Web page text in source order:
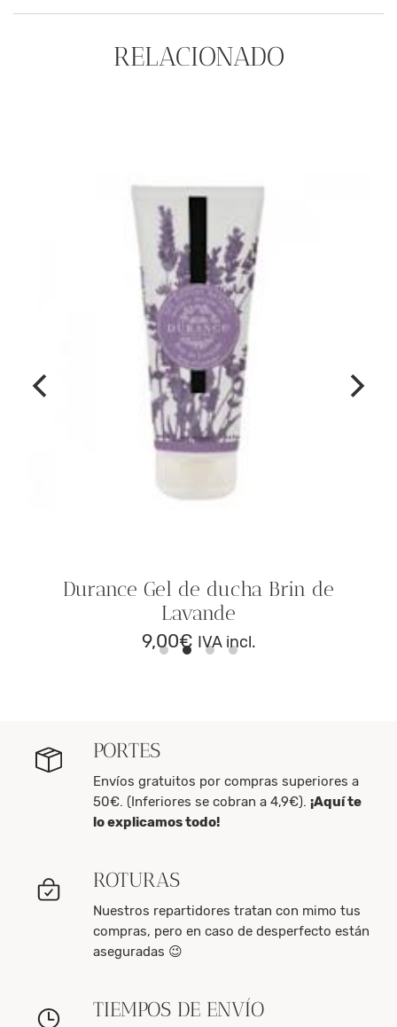
Higo
RELACIONADO
Durance Gel de ducha Brin de
Lavande
9,00€ IVA incl.
PORTES
Envíos gratuitos por compras superiores a
50€. (Inferiores se cobran a 4,9€). ¡Aquí te
lo explicamos todo!
ROTURAS
Nuestros repartidores tratan con mimo tus
compras, pero en caso de desperfecto están
aseguradas 😉
TIEMPOS DE ENVÍO